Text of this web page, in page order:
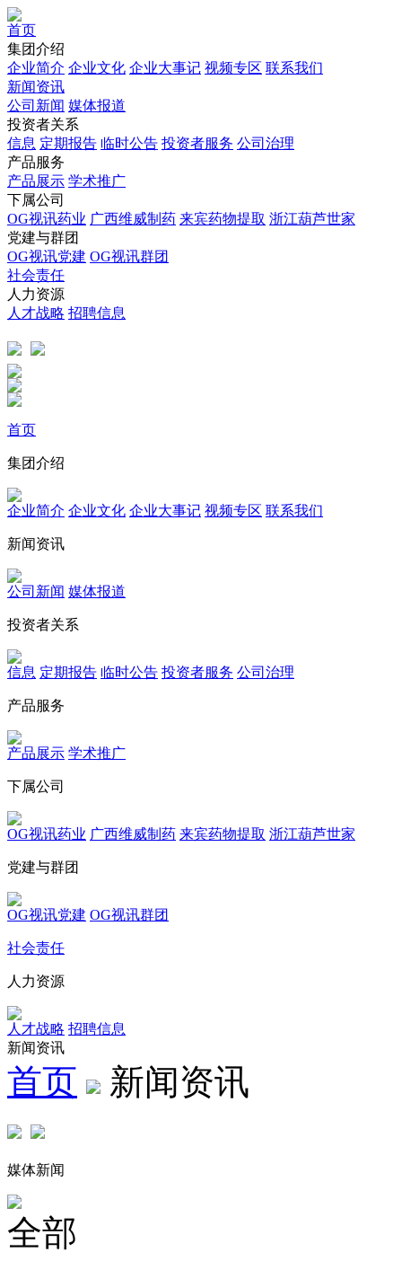
首页
集团介绍
企业简介 企业文化 企业⼤事记 视频专区 联系我们
新闻资讯
公司新闻 媒体报道
投资者关系
信息 定期报告 临时公告 投资者服务 公司治理
产品服务
产品展示 学术推广
下属公司
OG视讯药业 广西维威制药 来宾药物提取 浙江葫芦世家
党建与群团
OG视讯党建 OG视讯群团
社会责任
人力资源
人才战略 招聘信息
首页
集团介绍
企业简介 企业文化 企业⼤事记 视频专区 联系我们
新闻资讯
公司新闻 媒体报道
投资者关系
信息 定期报告 临时公告 投资者服务 公司治理
产品服务
产品展示 学术推广
下属公司
OG视讯药业 广西维威制药 来宾药物提取 浙江葫芦世家
党建与群团
OG视讯党建 OG视讯群团
社会责任
人力资源
人才战略 招聘信息
新闻资讯
首页 新闻资讯
媒体新闻
全部